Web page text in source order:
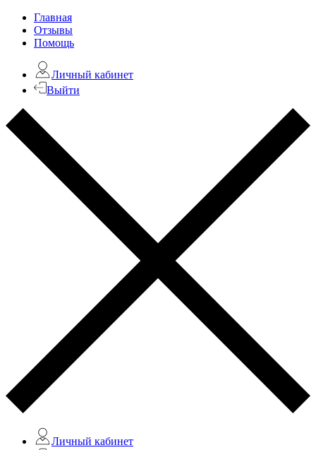
Главная
Отзывы
Помощь
Личный кабинет
Выйти
Личный кабинет